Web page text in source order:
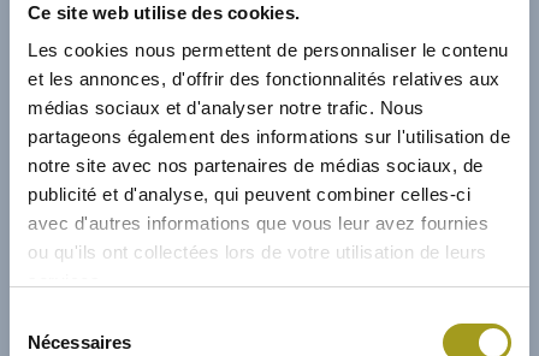
Ce site web utilise des cookies.
Les cookies nous permettent de personnaliser le contenu
et les annonces, d'offrir des fonctionnalités relatives aux
médias sociaux et d'analyser notre trafic. Nous
partageons également des informations sur l'utilisation de
notre site avec nos partenaires de médias sociaux, de
publicité et d'analyse, qui peuvent combiner celles-ci
avec d'autres informations que vous leur avez fournies
ou qu'ils ont collectées lors de votre utilisation de leurs
Nécessaires
INVESTISSEURS
PORTE-DOCUMENTS
GREEN BUILDING